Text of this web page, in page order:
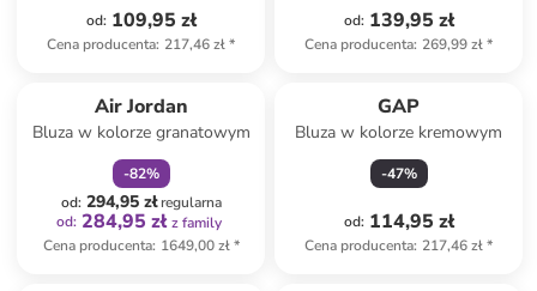
od: 109,95 zł
Cena producenta: 217,46 zł*
od: 139,95 zł
Cena producenta: 269,99 zł*
Air Jordan
Bluza w kolorze granatowym
-82%
od: 294,95 złregularna
od: 284,95 zł z family
Cena producenta: 1649,00 zł*
GAP
Bluza w kolorze kremowym
-47%
od: 114,95 zł
Cena producenta: 217,46 zł*